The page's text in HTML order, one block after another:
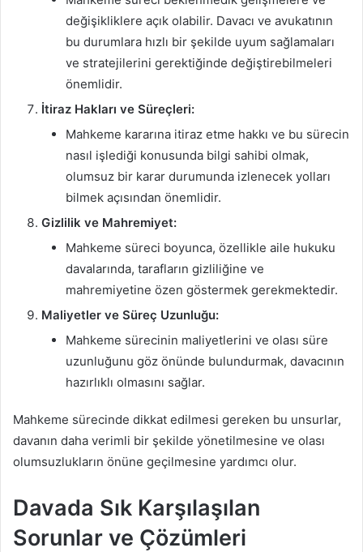
değişikliklere açık olabilir. Davacı ve avukatının
bu durumlara hızlı bir şekilde uyum sağlamaları
ve stratejilerini gerektiğinde değiştirebilmeleri
önemlidir.
İtiraz Hakları ve Süreçleri:
Mahkeme kararına itiraz etme hakkı ve bu sürecin
nasıl işlediği konusunda bilgi sahibi olmak,
olumsuz bir karar durumunda izlenecek yolları
bilmek açısından önemlidir.
Gizlilik ve Mahremiyet:
Mahkeme süreci boyunca, özellikle aile hukuku
davalarında, tarafların gizliliğine ve
mahremiyetine özen göstermek gerekmektedir.
Maliyetler ve Süreç Uzunluğu:
Mahkeme sürecinin maliyetlerini ve olası süre
uzunluğunu göz önünde bulundurmak, davacının
hazırlıklı olmasını sağlar.
Mahkeme sürecinde dikkat edilmesi gereken bu unsurlar,
davanın daha verimli bir şekilde yönetilmesine ve olası
olumsuzlukların önüne geçilmesine yardımcı olur.
Davada Sık Karşılaşılan
Sorunlar ve Çözümleri